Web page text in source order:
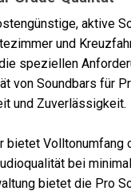
aktive
und
speziellen
von Soundbars für
und Zuverlässigkeit.
bietet
bei
bietet die Pro